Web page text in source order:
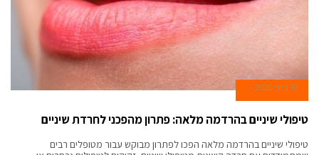
19 ביוני 2025
טיפולי שיניים בהרדמה מלאה: פתרון מהפכני לחרדת שיניים
טיפולי שיניים בהרדמה מלאה הפכו לפתרון מבוקש עבור מטופלים רבים